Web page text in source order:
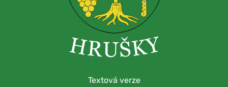
Textová verze